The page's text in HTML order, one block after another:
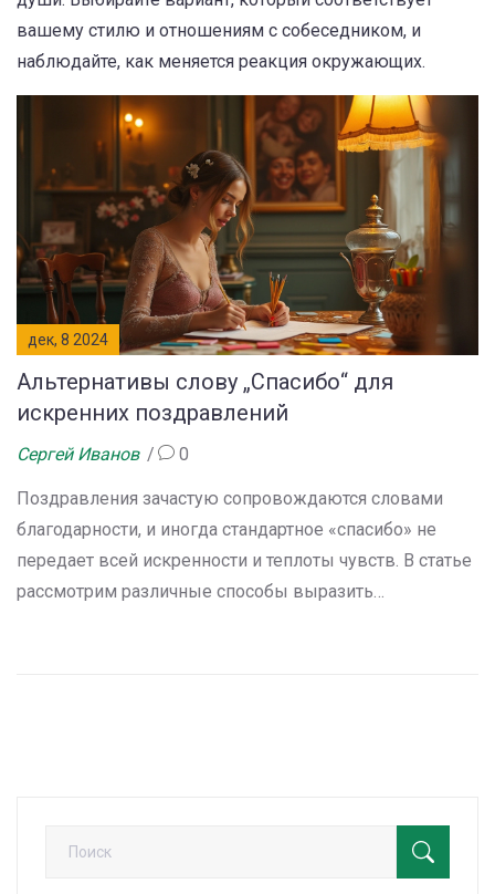
вашему стилю и отношениям с собеседником, и
наблюдайте, как меняется реакция окружающих.
дек, 8 2024
Альтернативы слову „Спасибо“ для
искренних поздравлений
Сергей Иванов 0
Поздравления зачастую сопровождаются словами
благодарности, и иногда стандартное «спасибо» не
передает всей искренности и теплоты чувств. В статье
рассмотрим различные способы выразить